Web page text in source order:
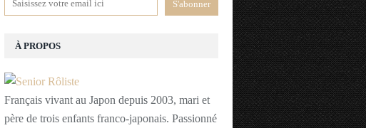
À PROPOS
Français vivant au Japon depuis 2003, mari et
père de trois enfants franco-japonais. Passionné